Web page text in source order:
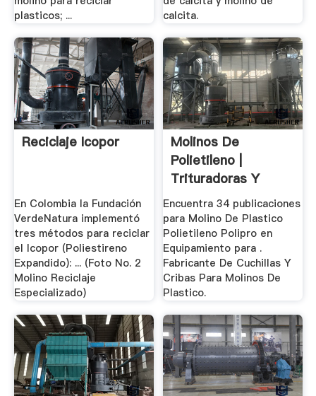
plasticos; ...
calcita.
Reciclaje Icopor
En Colombia la Fundación
VerdeNatura implementó
tres métodos para reciclar
el Icopor (Poliestireno
Expandido): ... (Foto No. 2
Molino Reciclaje
Especializado)
Molinos De
Polietileno |
Trituradoras Y
Molinos
Encuentra 34 publicaciones
para Molino De Plastico
Polietileno Polipro en
Equipamiento para .
Fabricante De Cuchillas Y
Cribas Para Molinos De
Plastico.